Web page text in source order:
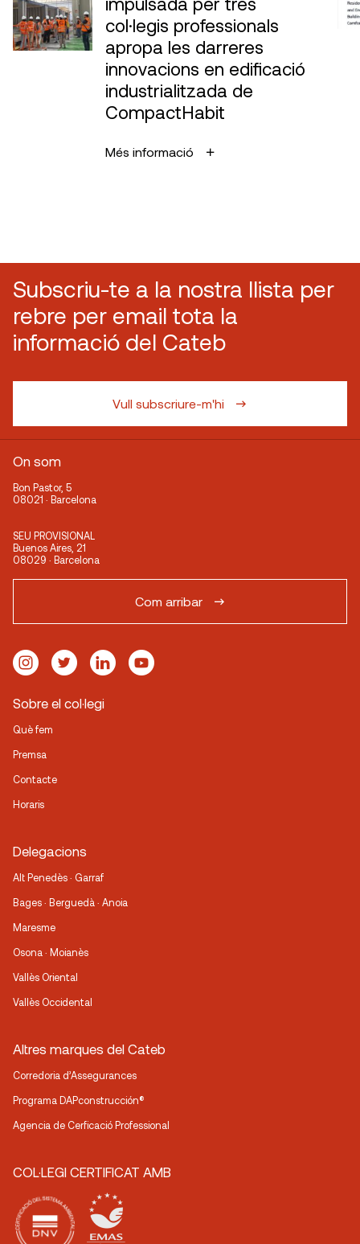
col·legis professionals
apropa les darreres
innovacions en edificació
industrialitzada de
CompactHabit
Més informació
Subscriu-te a la nostra llista per
rebre per email tota la
informació del Cateb
Vull subscriure-m'hi
On som
Bon Pastor, 5
08021 · Barcelona
SEU PROVISIONAL
Buenos Aires, 21
08029 · Barcelona
Com arribar
Sobre el col·legi
Què fem
Premsa
Contacte
Horaris
Delegacions
Alt Penedès · Garraf
Bages · Berguedà · Anoia
Maresme
Osona · Moianès
Vallès Oriental
Vallès Occidental
Altres marques del Cateb
Corredoria d’Assegurances
Programa DAPconstrucción®
Agencia de Cerficació Professional
COL·LEGI CERTIFICAT AMB